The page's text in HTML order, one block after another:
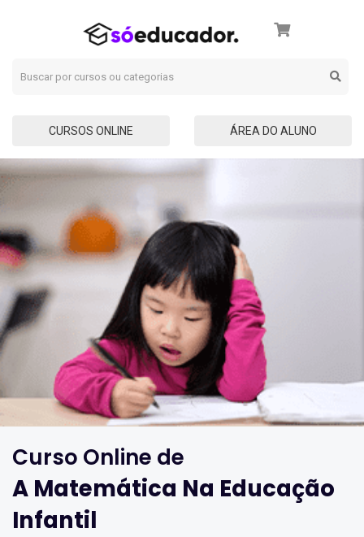
CURSOS ONLINE ÁREA DO ALUNO
Curso Online de
A Matemática Na Educação
Infantil